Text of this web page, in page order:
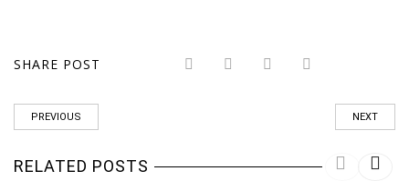
SHARE POST
PREVIOUS NEXT
RELATED POSTS